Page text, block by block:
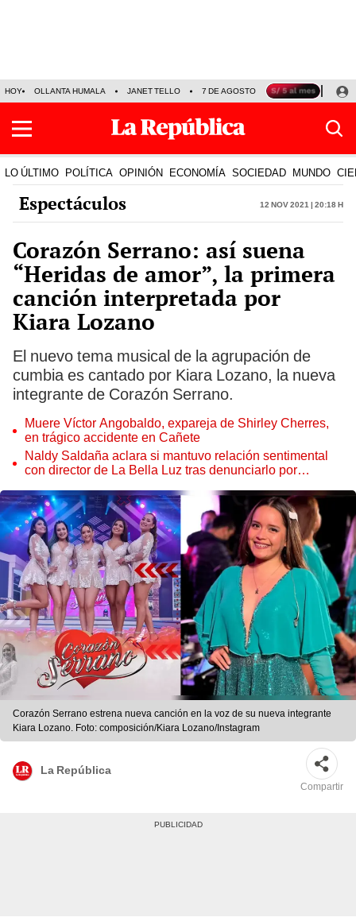
HOY OLLANTA HUMALA JANET TELLO 7 DE AGOSTO TINKA RESULTADOS
LO ÚLTIMO POLÍTICA OPINIÓN ECONOMÍA SOCIEDAD MUNDO
Espectáculos 12 Nov 2021 | 20:18 h
Corazón Serrano: así suena
“Heridas de amor”, la primera
canción interpretada por
Kiara Lozano
El nuevo tema musical de la agrupación de
cumbia es cantado por Kiara Lozano, la nueva
integrante de Corazón Serrano.
Muere Víctor Angobaldo, expareja de Shirley Cherres,
en trágico accidente en Cañete
Naldy Saldaña aclara si mantuvo relación sentimental
con director de La Bella Luz tras denunciarlo por
Corazón Serrano estrena nueva canción en la voz de su nueva integrante
Kiara Lozano. Foto: composición/Kiara Lozano/Instagram
La República
Compartir